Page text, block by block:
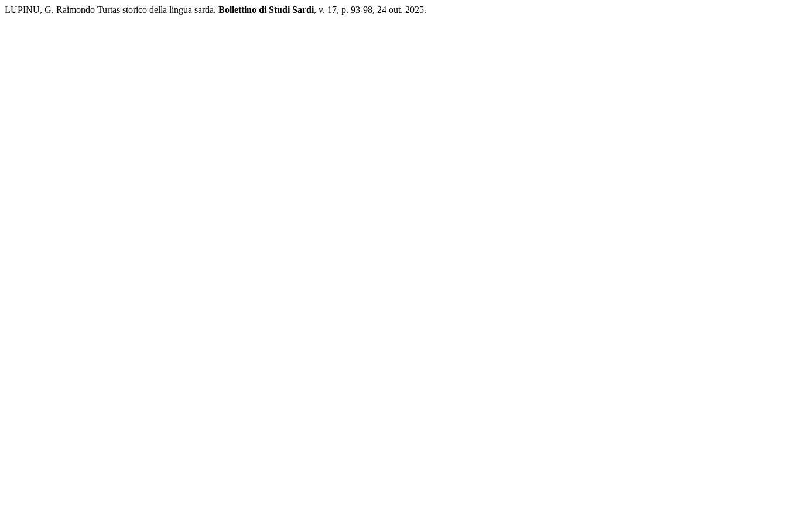
LUPINU, G. Raimondo Turtas storico della lingua sarda. Bollettino di Studi Sardi, v. 17, p. 93-98, 24 out. 2025.